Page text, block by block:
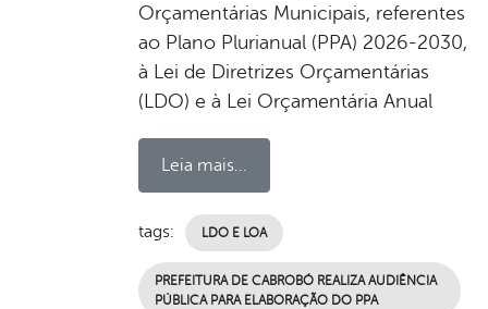
Orçamentárias Municipais, referentes
ao Plano Plurianual (PPA) 2026-2030,
à Lei de Diretrizes Orçamentárias
(LDO) e à Lei Orçamentária Anual
Leia mais...
tags: LDO E LOA
PREFEITURA DE CABROBÓ REALIZA AUDIÊNCIA
PÚBLICA PARA ELABORAÇÃO DO PPA